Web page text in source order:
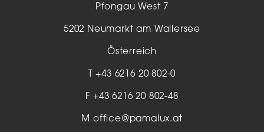
Pfongau West 7
5202 Neumarkt am Wallersee
Österreich
T+43 6216 20 802-0
F +43 6216 20 802-48
M office@pamalux.at